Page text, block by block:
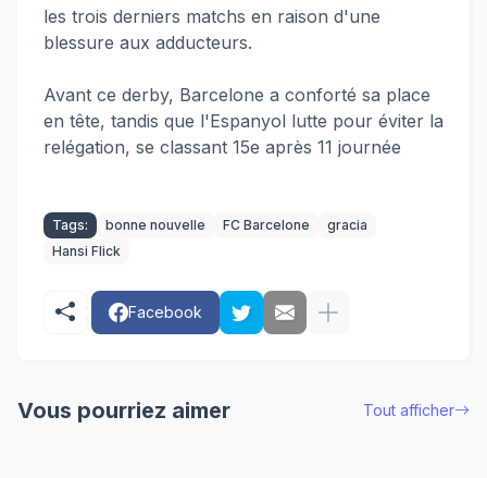
les trois derniers matchs en raison d'une
blessure aux adducteurs.
Avant ce derby, Barcelone a conforté sa place
en tête, tandis que l'Espanyol lutte pour éviter la
relégation, se classant 15e après 11 journée
Tags: bonne nouvelle FC Barcelone
gracia
Hansi Flick
Facebook
Vous pourriez aimer Tout afficher